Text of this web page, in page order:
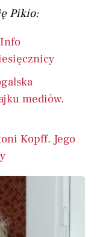
Pikio:
mediów.
Kopff. Jego